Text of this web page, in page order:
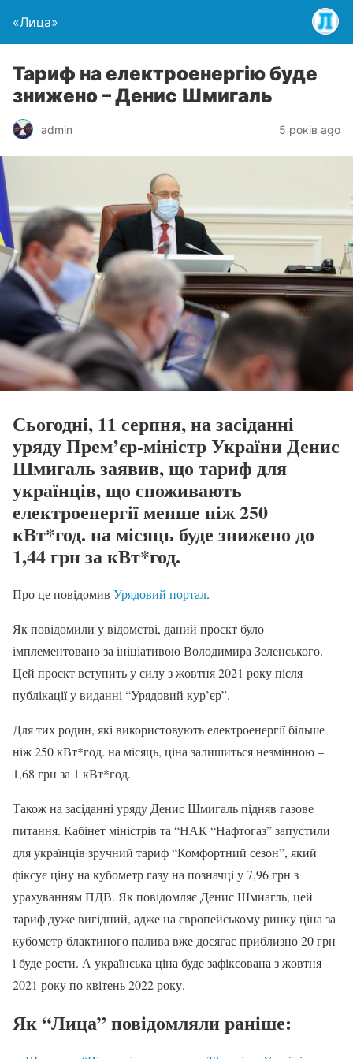
«Лица»
Тариф на електроенергію буде
знижено – Денис Шмигаль
admin 5 років ago
Сьогодні, 11 серпня, на засіданні
уряду Прем’єр-міністр України Денис
Шмигаль заявив, що тариф для
українців, що споживають
електроенергії менше ніж 250
кВт*год. на місяць буде знижено до
1,44 грн за кВт*год.
Про це повідомив Урядовий портал.
Як повідомили у відомстві, даний проєкт було
імплементовано за ініціативою Володимира Зеленського.
Цей проєкт вступить у силу з жовтня 2021 року після
публікації у виданні “Урядовий кур’єр”.
Для тих родин, які використовують електроенергії більше
ніж 250 кВт*год. на місяць, ціна залишиться незмінною –
1,68 грн за 1 кВт*год.
Також на засіданні уряду Денис Шмигаль підняв газове
питання. Кабінет міністрів та “НАК “Нафтогаз” запустили
для українців зручний тариф “Комфортний сезон”, який
фіксує ціну на кубометр газу на позначці у 7,96 грн з
урахуванням ПДВ. Як повідомляє Денис Шмиагль, цей
тариф дуже вигідний, адже на європейському ринку ціна за
кубометр блактиного палива вже досягає приблизно 20 грн
і буде рости. А українська ціна буде зафіксована з жовтня
2021 року по квітень 2022 року.
Як “Лица” повідомляли раніше: